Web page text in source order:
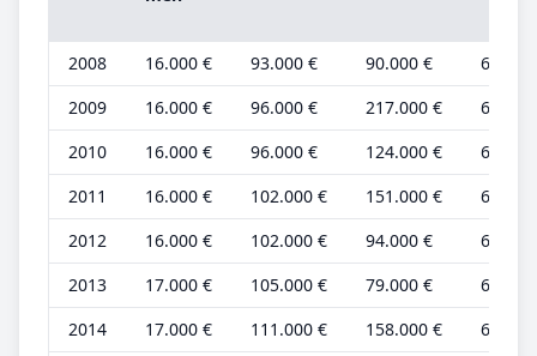
2008 16.000 € 93.000 € 90.000 €
6.000 €
2009
16.000 € 96.000 € 217.000 €
6.000 €
2010
16.000 € 96.000 € 124.000 €
6.000 €
2011
16.000 € 102.000 € 151.000 €
6.000 €
2012
16.000 € 102.000 € 94.000 €
6.000 €
2013
17.000 € 105.000 € 79.000 €
6.000 €
2014
17.000 € 111.000 € 158.000 €
6.000 €